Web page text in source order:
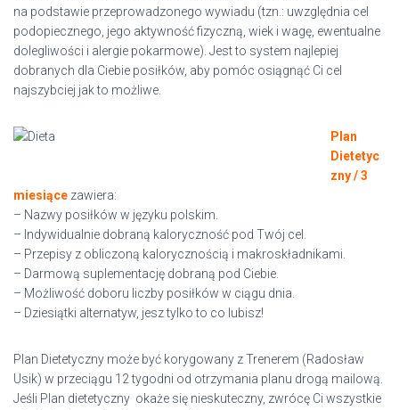
na podstawie przeprowadzonego wywiadu (tzn.: uwzględnia cel
podopiecznego, jego aktywność fizyczną, wiek i wagę, ewentualne
dolegliwości i alergie pokarmowe). Jest to system najlepiej
dobranych dla Ciebie posiłków, aby pomóc osiągnąć Ci cel
najszybciej jak to możliwe.
Plan
Dietetyc
zny / 3
miesiące zawiera:
– Nazwy posiłków w języku polskim.
– Indywidualnie dobraną kaloryczność pod Twój cel.
– Przepisy z obliczoną kalorycznością i makroskładnikami.
– Darmową suplementację dobraną pod Ciebie.
– Możliwość doboru liczby posiłków w ciągu dnia.
– Dziesiątki alternatyw, jesz tylko to co lubisz!
Plan Dietetyczny może być korygowany z Trenerem (Radosław
Usik) w przeciągu 12 tygodni od otrzymania planu drogą mailową.
Jeśli Plan dietetyczny okaże się nieskuteczny, zwrócę Ci wszystkie